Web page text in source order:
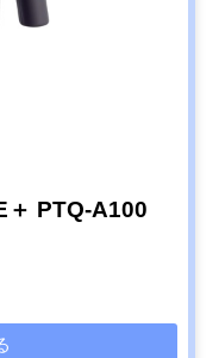
＋ PTQ-A100